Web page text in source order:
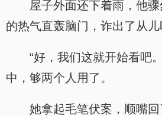
屋子外面还下着雨，他
的热气直轰脑门，诈出了从
“好，我们这就开始看吧
中，够两个人用了。
她拿起毛笔伏案，顺嘴